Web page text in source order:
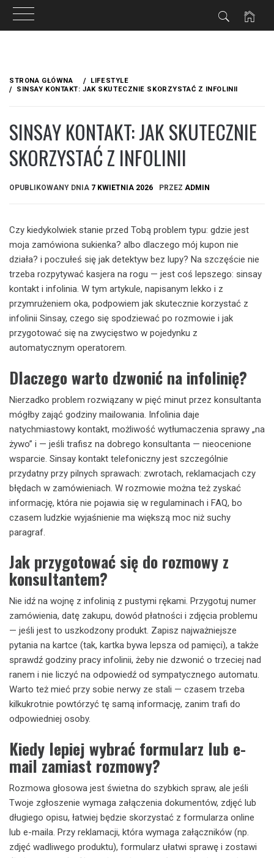
treści
STRONA GŁÓWNA
LIFESTYLE
SINSAY KONTAKT: JAK SKUTECZNIE SKORZYSTAĆ Z INFOLINII
SINSAY KONTAKT: JAK SKUTECZNIE
SKORZYSTAĆ Z INFOLINII
OPUBLIKOWANY DNIA 7 KWIETNIA 2026 PRZEZ ADMIN
Czy kiedykolwiek stanie przed Tobą problem typu: gdzie jest
moja zamówiona sukienka? albo dlaczego mój kupon nie
działa? i poczułeś się jak detektyw bez lupy? Na szczęście nie
trzeba rozpytywać kasjera na rogu — jest coś lepszego: sinsay
kontakt i infolinia. W tym artykule, napisanym lekko i z
przymrużeniem oka, podpowiem jak skutecznie korzystać z
infolinii Sinsay, czego się spodziewać po rozmowie i jak
przygotować się na zwycięstwo w pojedynku z
automatycznym operatorem.
Dlaczego warto dzwonić na infolinię?
Nierzadko problem rozwiązany w pięć minut przez konsultanta
mógłby zająć godziny mailowania. Infolinia daje
natychmiastowy kontakt, możliwość wytłumaczenia sprawy „na
żywo” i — jeśli trafisz na dobrego konsultanta — nieocenione
wsparcie. Sinsay kontakt telefoniczny jest szczególnie
przydatny przy pilnych sprawach: zwrotach, reklamacjach czy
błędach w zamówieniach. W rozmowie można też zyskać
informację, która nie pojawia się w regulaminach i FAQ, bo
czasem ludzkie wyjaśnienie ma większą moc niż suchy
paragraf.
Jak przygotować się do rozmowy z
konsultantem?
Nie idź na wojnę z infolinią z pustymi rękami. Przygotuj numer
zamówienia, datę zakupu, dowód płatności i zdjęcia problemu
— jeśli jest to uszkodzony produkt. Zapisz najważniejsze
pytania na kartce (tak, kartka bywa lepsza od pamięci), a także
sprawdź godziny pracy infolinii, żeby nie dzwonić o trzeciej nad
ranem i nie liczyć na odpowiedź od sympatycznego automatu.
Warto też mieć przy sobie nerwy ze stali — czasem trzeba
kilkukrotnie powtórzyć tę samą informację, zanim trafi do
odpowiedniej osoby.
Kiedy lepiej wybrać formularz lub e-
mail zamiast rozmowy?
Rozmowa głosowa jest świetna do szybkich spraw, ale jeśli
Twoje zgłoszenie wymaga załączenia dokumentów, zdjęć lub
długiego opisu, łatwiej będzie skorzystać z formularza online
lub e-maila. Przy reklamacji, która wymaga załączników (np.
zdjęć wadliwego produktu), formularz ułatwi sprawę i zostawi